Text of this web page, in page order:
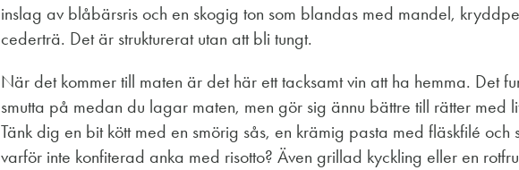
inslag av blåbärsris och en skogig ton som blandas med mandel,
cederträ. Det är strukturerat utan att bli tungt.
När det kommer till maten är det här ett tacksamt vin att ha hemma. Det
smutta på medan du lagar maten, men gör sig ännu bättre till rätter med
Tänk dig en bit kött med en smörig sås, en krämig pasta med fläskfilé och
varför inte konfiterad anka med risotto? Även grillad kyckling eller en